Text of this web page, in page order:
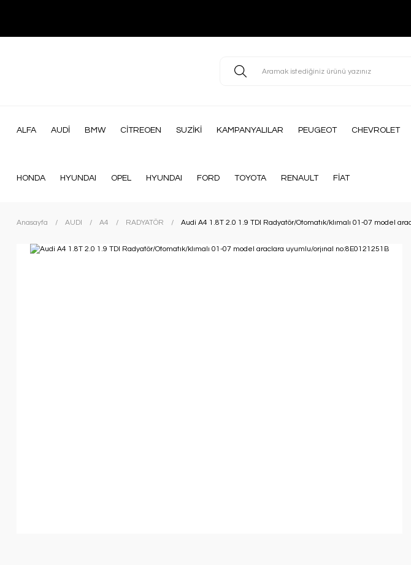
ALFA AUDİ BMW CİTREOEN SUZİKİ KAMPANYALILAR PEUGEOT CHEVROLET
HONDA HYUNDAI OPEL HYUNDAI FORD TOYOTA RENAULT FİAT
Anasayfa AUDI A4 RADYATÖR Audi A4 1.8T 2.0 1.9 TDI Radyatör/Otomatık/klımalı 01-07 model